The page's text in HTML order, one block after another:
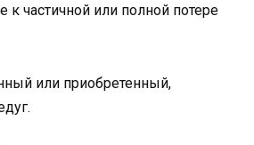
к частичной или полной потере
или приобретенный,